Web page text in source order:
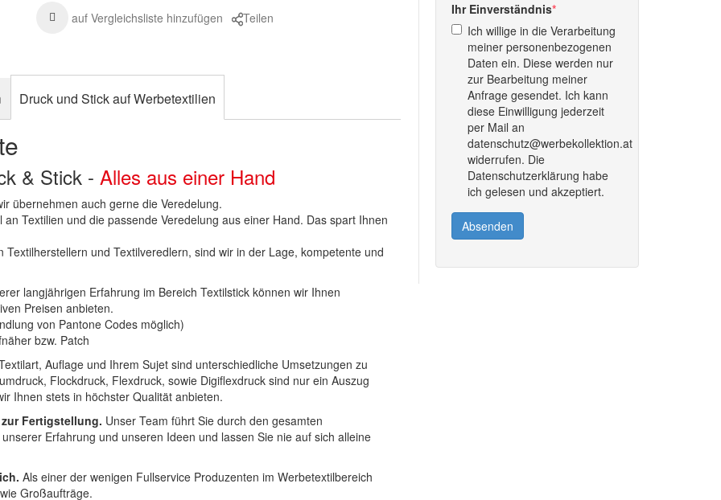
auf Vergleichsliste hinzufügen Teilen
Ihr Einverständnis
Ich willige in die Verarbeitung
meiner personenbezogenen
Daten ein. Diese werden nur
zur Bearbeitung meiner
Anfrage gesendet. Ich kann
diese Einwilligung jederzeit
per Mail an
datenschutz@werbekollektion.at
widerrufen. Die
Datenschutzerklärung habe
ich gelesen und akzeptiert.
Absenden
Druck und Stick auf Werbetextilien
& Stick -Alles aus einer Hand
übernehmen auch gerne die Veredelung.
Textilien und die passende Veredelung aus einer Hand. Das spart Ihnen
und Textilveredlern, sind wir in der Lage, kompetente und
langjährigen Erfahrung im Bereich Textilstick können wir Ihnen
Preisen anbieten.
von Pantone Codes möglich)
bzw. Patch
Auflage und Ihrem Sujet sind unterschiedliche Umsetzungen zu
Flockdruck, Flexdruck, sowie Digiflexdruck sind nur ein Auszug
Ihnen stets in höchster Qualität anbieten.
Fertigstellung. Unser Team führt Sie durch den gesamten
Erfahrung und unseren Ideen und lassen Sie nie auf sich alleine
Als einer der wenigen Fullservice Produzenten im Werbetextilbereich
Großaufträge.